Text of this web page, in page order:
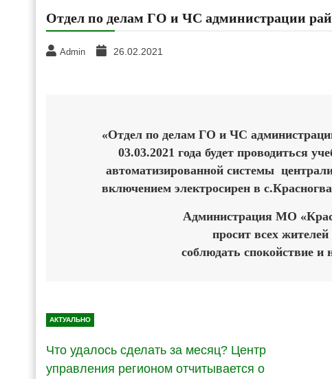
Отдел по делам ГО и ЧС администрации
Admin 26.02.2021
«Отдел по делам ГО и ЧС
03.03.2021 года будет проводиться
автоматизированной системы
включением электросирен в
Администрация МО
просит всех
соблюдать спокойствие и
АКТУАЛЬНО
Что удалось сделать за месяц? Центр
управления регионом отчитывается о